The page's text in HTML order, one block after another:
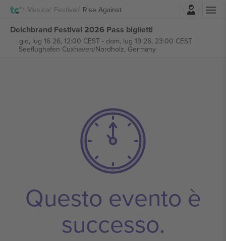
Musica Festival Rise Against
Deichbrand Festival 2026 Pass biglietti
gio, lug 16 26, 12:00 CEST- dom, lug 19 26, 23:00 CEST
Seeflughafen Cuxhaven/Nordholz, Germany
Questo evento è
successo.